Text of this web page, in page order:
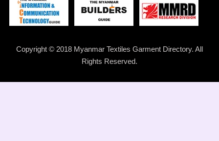
Copyright © 2018 Myanmar Textiles Garment Directory. All
Rights Reserved.